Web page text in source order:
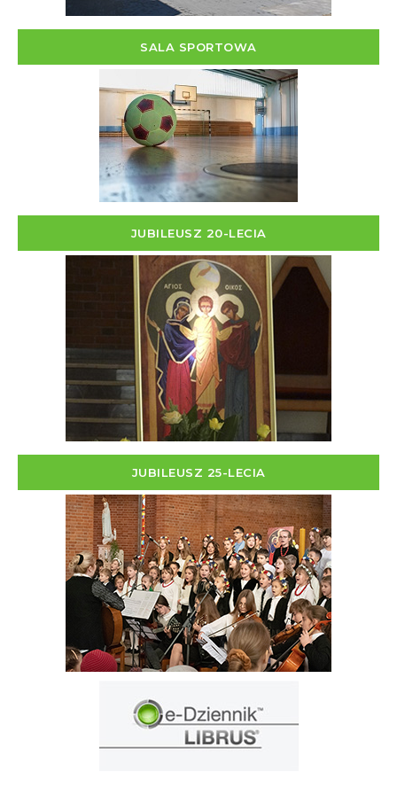
SALA SPORTOWA
JUBILEUSZ 20-LECIA
JUBILEUSZ 25-LECIA